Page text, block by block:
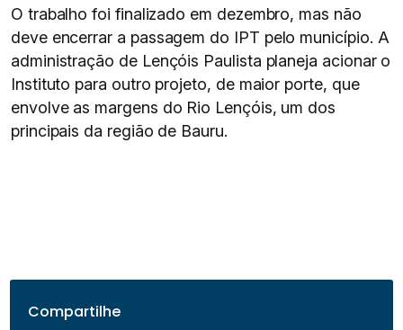
O trabalho foi finalizado em dezembro, mas não
deve encerrar a passagem do IPT pelo município. A
administração de Lençóis Paulista planeja acionar o
Instituto para outro projeto, de maior porte, que
envolve as margens do Rio Lençóis, um dos
principais da região de Bauru.
Compartilhe